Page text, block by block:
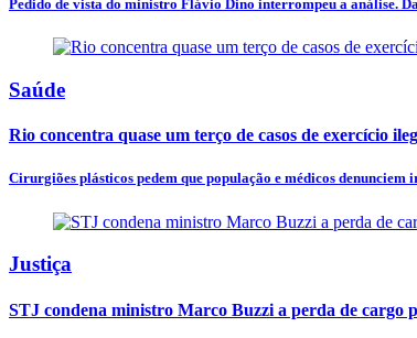
Pedido de vista do ministro Flávio Dino interrompeu a análise.
Saúde
Rio concentra quase um terço de casos de exercício
Cirurgiões plásticos pedem que população e médicos denunciem
Justiça
STJ condena ministro Marco Buzzi a perda de cargo